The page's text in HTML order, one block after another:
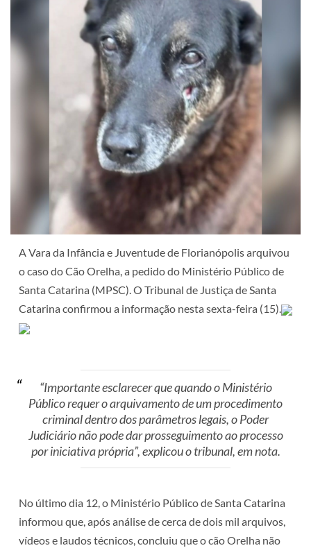
A Vara da Infância e Juventude de Florianópolis arquivou
o caso do Cão Orelha, a pedido do Ministério Público de
Santa Catarina (MPSC). O Tribunal de Justiça de Santa
Catarina confirmou a informação nesta sexta-feira (15).
“Importante esclarecer que quando o Ministério
Público requer o arquivamento de um procedimento
criminal dentro dos parâmetros legais, o Poder
Judiciário não pode dar prosseguimento ao processo
por iniciativa própria”, explicou o tribunal, em nota.
No último dia 12, o Ministério Público de Santa Catarina
informou que, após análise de cerca de dois mil arquivos,
vídeos e laudos técnicos, concluiu que o cão Orelha não